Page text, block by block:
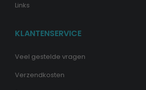
Links
KLANTENSERVICE
Veel gestelde vragen
Verzendkosten